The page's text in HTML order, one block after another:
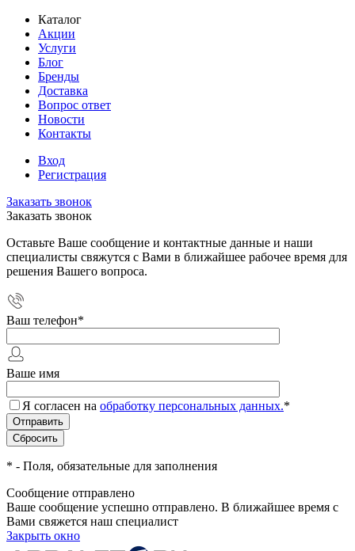
Каталог
Акции
Услуги
Блог
Бренды
Доставка
Вопрос ответ
Новости
Контакты
Вход
Регистрация
Заказать звонок
Заказать звонок
Оставьте Ваше сообщение и контактные данные и наши
специалисты свяжутся с Вами в ближайшее рабочее время для
решения Вашего вопроса.
Ваш телефон*
Ваше имя
Я согласен на обработку персональных данных.*
* - Поля, обязательные для заполнения
Сообщение отправлено
Ваше сообщение успешно отправлено. В ближайшее время с
Вами свяжется наш специалист
Закрыть окно